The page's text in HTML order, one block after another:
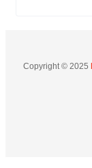
Copyright © 2025